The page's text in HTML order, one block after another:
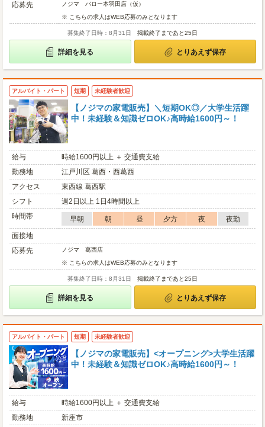
応募先
ノジマ バロー本羽田店（仮）
※ こちらの求人はWEB応募のみとなります
募集終了日時：8月31日 掲載終了まであと25日
詳細を見る とりあえず保存
アルバイト・パート 短期 未経験者歓迎
【ノジマの家電販売】＼短期OK◎／大学生活躍
中！未経験＆知識ゼロOK♪高時給1600円～！
給与
時給1600円以上 ＋ 交通費支給
勤務地
江戸川区 葛西・西葛西
アクセス
東西線 葛西駅
シフト
週2日以上 1日4時間以上
時間帯
早朝 朝 昼 夕方 夜
夜勤
面接地
応募先
ノジマ 葛西店
※ こちらの求人はWEB応募のみとなります
募集終了日時：8月31日 掲載終了まであと25日
詳細を見る とりあえず保存
アルバイト・パート 短期 未経験者歓迎
【ノジマの家電販売】<オープニング>大学生活躍
中！未経験＆知識ゼロOK♪高時給1600円～！
給与
時給1600円以上 ＋ 交通費支給
勤務地
新座市